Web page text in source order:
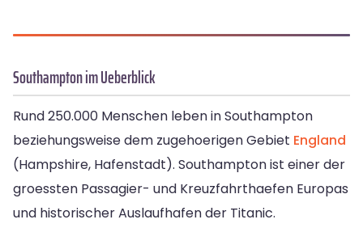
Southampton im Ueberblick
Rund 250.000 Menschen leben in Southampton
beziehungsweise dem zugehoerigen Gebiet England
(Hampshire, Hafenstadt). Southampton ist einer der
groessten Passagier- und Kreuzfahrthaefen Europas
und historischer Auslaufhafen der Titanic.